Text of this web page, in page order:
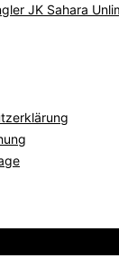
JK Sahara